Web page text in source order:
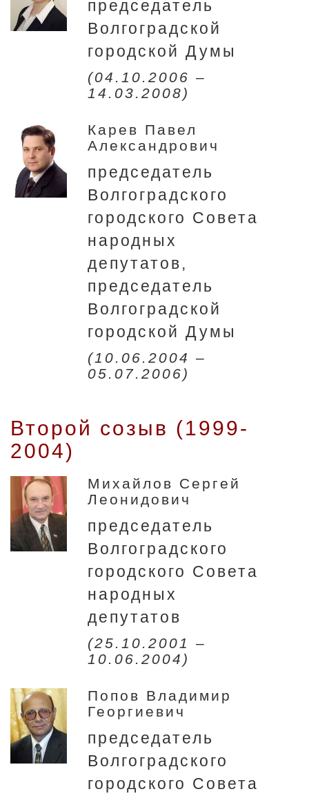
председатель
Волгоградской
городской Думы
(04.10.2006 –
14.03.2008)
Карев Павел
Александрович
председатель
Волгоградского
городского Совета
народных
депутатов,
председатель
Волгоградской
городской Думы
(10.06.2004 –
05.07.2006)
Второй созыв (1999-
2004)
Михайлов Сергей
Леонидович
председатель
Волгоградского
городского Совета
народных
депутатов
(25.10.2001 –
10.06.2004)
Попов Владимир
Георгиевич
председатель
Волгоградского
городского Совета